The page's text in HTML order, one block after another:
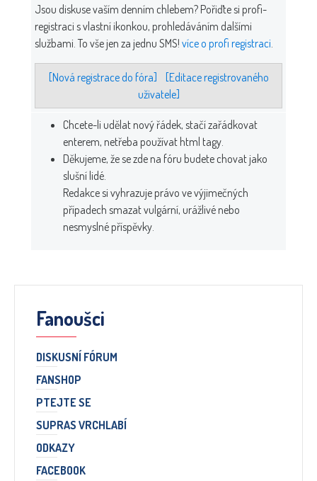
Jsou diskuse vaším denním chlebem? Pořiďte si profi-
registraci s vlastní ikonkou, prohledáváním dalšími
službami. To vše jen za jednu SMS! více o profi registraci
[Nová registrace do fóra]
[Editace registrovaného
uživatele]
Chcete-li udělat nový řádek, stačí zařádkovat
enterem, netřeba používat html tagy.
Děkujeme, že se zde na fóru budete chovat jako
slušní lidé.
Redakce si vyhrazuje právo ve výjimečných
případech smazat vulgární, urážlivé nebo
nesmyslné příspěvky.
Fanoušci
DISKUSNÍ FÓRUM
FANSHOP
PTEJTE SE
SUPRAS VRCHLABÍ
ODKAZY
FACEBOOK